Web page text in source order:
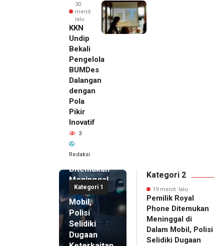
30
menit
lalu
KKN
Undip
Bekali
Pengelola
BUMDes
Dalangan
dengan
Pola
Pikir
Inovatif
3
Redaksi
Kategori 1
19 menit
lalu
Pemilik
Royal
Phone
Ditemukan
Meninggal
di Dalam
Mobil,
Polisi
Selidiki
Dugaan
Kategori 2
19 menit lalu
Pemilik Royal
Phone Ditemukan
Meninggal di
Dalam Mobil, Polisi
Selidiki Dugaan